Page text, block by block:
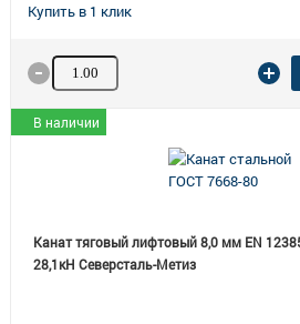
Количество товара
В наличии
Канат тяговый лифтовый 8,0 мм EN
28,1кН Северсталь-Метиз